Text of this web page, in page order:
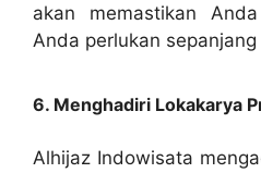
akan memastikan
Anda perlukan
6. Menghadiri Lokakarya
Alhijaz Indowisata